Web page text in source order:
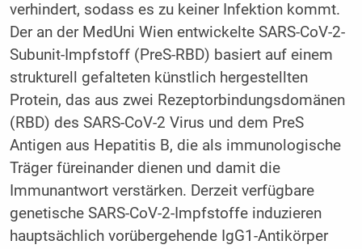
verhindert, sodass es zu keiner Infektion kommt.
Der an der MedUni Wien entwickelte SARS-CoV-2-
Subunit-Impfstoff (PreS-RBD) basiert auf einem
strukturell gefalteten künstlich hergestellten
Protein, das aus zwei Rezeptorbindungsdomänen
(RBD) des SARS-CoV-2 Virus und dem PreS
Antigen aus Hepatitis B, die als immunologische
Träger füreinander dienen und damit die
Immunantwort verstärken. Derzeit verfügbare
genetische SARS-CoV-2-Impfstoffe induzieren
hauptsächlich vorübergehende IgG1-Antikörper